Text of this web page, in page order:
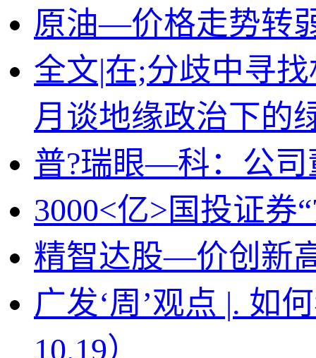
原油—价格走势转
全文|在;分歧中寻
月谈地缘政治下的
普?瑞眼—科：公司
3000<亿>国投证券
精智达股—价创新
广发‘周’观点 |. 如
10.19）